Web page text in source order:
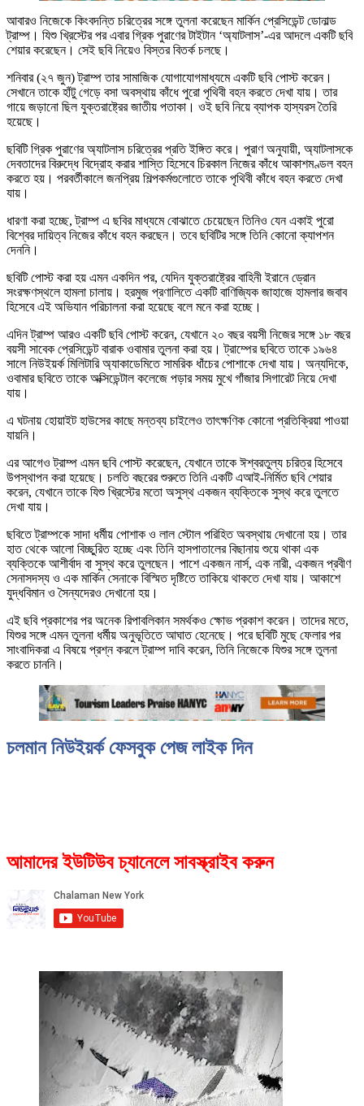
আবারও নিজেকে কিংবদন্তি চরিত্রের সঙ্গে তুলনা করেছেন মার্কিন প্রেসিডেন্ট ডোনাল্ড
ট্রাম্প। যিশু খ্রিস্টের পর এবার গ্রিক পুরাণের টাইটান ‘অ্যাটলাস’-এর আদলে একটি ছবি
শেয়ার করেছেন। সেই ছবি নিয়েও বিস্তর বিতর্ক চলছে।
শনিবার (২৭ জুন) ট্রাম্প তার সামাজিক যোগাযোগমাধ্যমে একটি ছবি পোস্ট করেন।
সেখানে তাকে হাঁটু গেড়ে বসা অবস্থায় কাঁধে পুরো পৃথিবী বহন করতে দেখা যায়। তার
গায়ে জড়ানো ছিল যুক্তরাষ্ট্রের জাতীয় পতাকা। ওই ছবি নিয়ে ব্যাপক হাস্যরস তৈরি
হয়েছে।
ছবিটি গ্রিক পুরাণের অ্যাটলাস চরিত্রের প্রতি ইঙ্গিত করে। পুরাণ অনুযায়ী, অ্যাটলাসকে
দেবতাদের বিরুদ্ধে বিদ্রোহ করার শাস্তি হিসেবে চিরকাল নিজের কাঁধে আকাশমণ্ডল বহন
করতে হয়। পরবর্তীকালে জনপ্রিয় শিল্পকর্মগুলোতে তাকে পৃথিবী কাঁধে বহন করতে দেখা
যায়।
ধারণা করা হচ্ছে, ট্রাম্প এ ছবির মাধ্যমে বোঝাতে চেয়েছেন তিনিও যেন একাই পুরো
বিশ্বের দায়িত্ব নিজের কাঁধে বহন করছেন। তবে ছবিটির সঙ্গে তিনি কোনো ক্যাপশন
দেননি।
ছবিটি পোস্ট করা হয় এমন একদিন পর, যেদিন যুক্তরাষ্ট্রের বাহিনী ইরানে ড্রোন
সংরক্ষণস্থলে হামলা চালায়। হরমুজ প্রণালিতে একটি বাণিজ্যিক জাহাজে হামলার জবাব
হিসেবে এই অভিযান পরিচালনা করা হয়েছে বলে মনে করা হচ্ছে।
এদিন ট্রাম্প আরও একটি ছবি পোস্ট করেন, যেখানে ২০ বছর বয়সী নিজের সঙ্গে ১৮ বছর
বয়সী সাবেক প্রেসিডেন্ট বারাক ওবামার তুলনা করা হয়। ট্রাম্পের ছবিতে তাকে ১৯৬৪
সালে নিউইয়র্ক মিলিটারি অ্যাকাডেমিতে সামরিক ধাঁচের পোশাকে দেখা যায়। অন্যদিকে,
ওবামার ছবিতে তাকে অক্সিডেন্টাল কলেজে পড়ার সময় মুখে গাঁজার সিগারেট নিয়ে দেখা
যায়।
এ ঘটনায় হোয়াইট হাউসের কাছে মন্তব্য চাইলেও তাৎক্ষণিক কোনো প্রতিক্রিয়া পাওয়া
যায়নি।
এর আগেও ট্রাম্প এমন ছবি পোস্ট করেছেন, যেখানে তাকে ঈশ্বরতুল্য চরিত্র হিসেবে
উপস্থাপন করা হয়েছে। চলতি বছরের শুরুতে তিনি একটি এআই-নির্মিত ছবি শেয়ার
করেন, যেখানে তাকে যিশু খ্রিস্টের মতো অসুস্থ একজন ব্যক্তিকে সুস্থ করে তুলতে
দেখা যায়।
ছবিতে ট্রাম্পকে সাদা ধর্মীয় পোশাক ও লাল স্টোল পরিহিত অবস্থায় দেখানো হয়। তার
হাত থেকে আলো বিচ্ছুরিত হচ্ছে এবং তিনি হাসপাতালের বিছানায় শুয়ে থাকা এক
ব্যক্তিকে আশীর্বাদ বা সুস্থ করে তুলছেন। পাশে একজন নার্স, এক নারী, একজন প্রবীণ
সেনাসদস্য ও এক মার্কিন সেনাকে বিস্মিত দৃষ্টিতে তাকিয়ে থাকতে দেখা যায়। আকাশে
যুদ্ধবিমান ও সৈন্যদেরও দেখানো হয়।
এই ছবি প্রকাশের পর অনেক রিপাবলিকান সমর্থকও ক্ষোভ প্রকাশ করেন। তাদের মতে,
যিশুর সঙ্গে এমন তুলনা ধর্মীয় অনুভূতিতে আঘাত হেনেছে। পরে ছবিটি মুছে ফেলার পর
সাংবাদিকরা এ বিষয়ে প্রশ্ন করলে ট্রাম্প দাবি করেন, তিনি নিজেকে যিশুর সঙ্গে তুলনা
করতে চাননি।
চলমান নিউইয়র্ক ফেসবুক পেজ লাইক দিন
আমাদের ইউটিউব চ্যানেলে সাবস্ক্রাইব করুন